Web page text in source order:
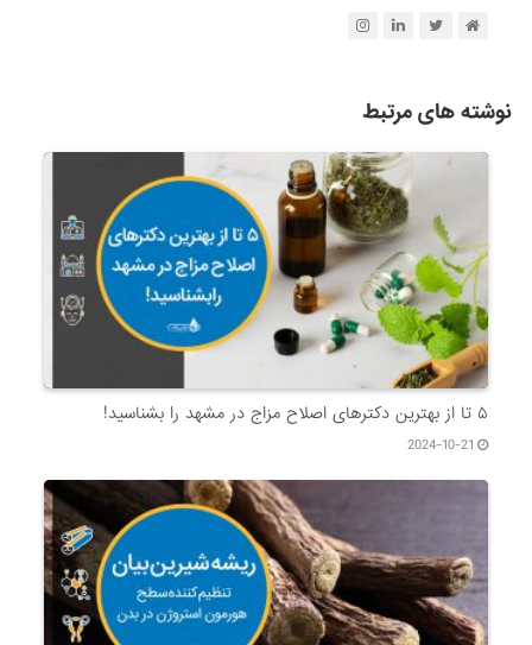
نوشته های مرتبط
۵ تا از بهترین دکتر‌های اصلاح مزاج در مشهد را بشناسید!
2024-10-21